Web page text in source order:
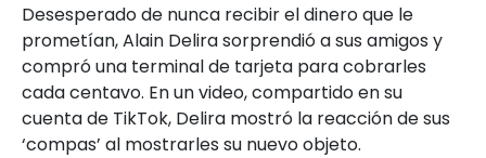
Desesperado de nunca recibir el dinero que le
prometían, Alain Delira sorprendió a sus amigos y
compró una terminal de tarjeta para cobrarles
cada centavo. En un video, compartido en su
cuenta de TikTok, Delira mostró la reacción de sus
‘compas’ al mostrarles su nuevo objeto.